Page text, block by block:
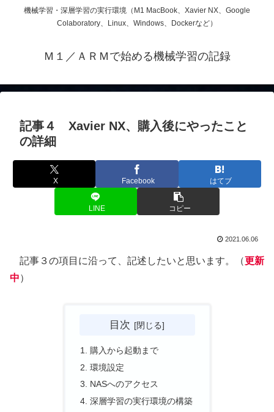
機械学習・深層学習の実行環境（M1 MacBook、Xavier NX、Google
Colaboratory、Linux、Windows、Dockerなど）
Ｍ１／ＡＲＭで始める機械学習の記録
記事４ Xavier NX、購入後にやったこと
の詳細
X Facebook はてブ
LINE コピー
2021.06.06
記事３の項目に沿って、記述したいと思います。（更新
中）
目次
購入から起動まで
環境設定
NASへのアクセス
深層学習の実行環境の構築